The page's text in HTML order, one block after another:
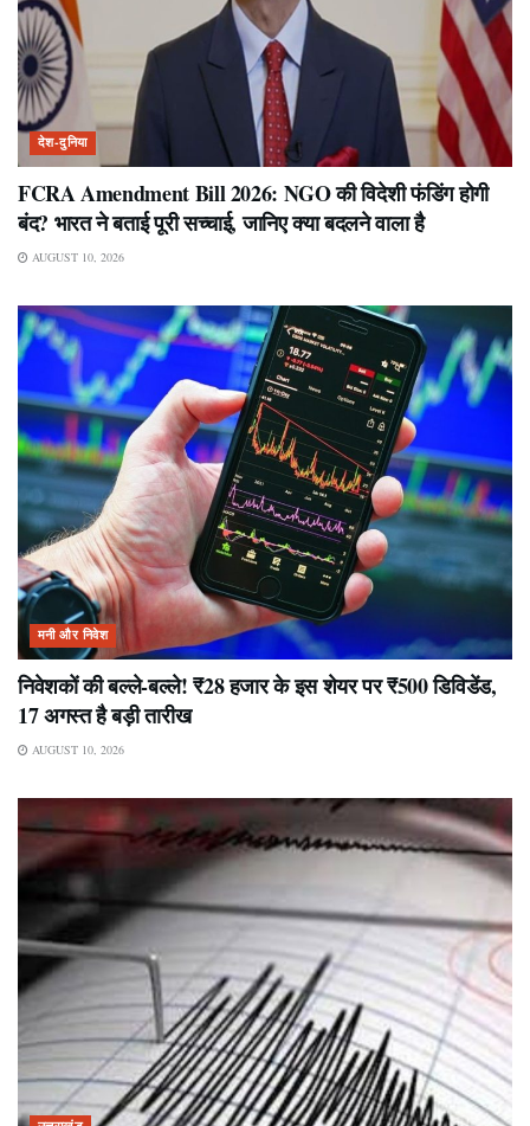
देश-दुनिया
FCRA Amendment Bill 2026: NGO की विदेशी फंडिंग होगी
बंद? भारत ने बताई पूरी सच्चाई, जानिए क्या बदलने वाला है
AUGUST 10, 2026
मनी और निवेश
निवेशकों की बल्ले-बल्ले! ₹28 हजार के इस शेयर पर ₹500 डिविडेंड,
17 अगस्त है बड़ी तारीख
AUGUST 10, 2026